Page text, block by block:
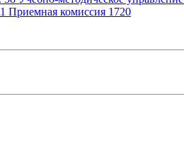
Приемная комиссия 1720